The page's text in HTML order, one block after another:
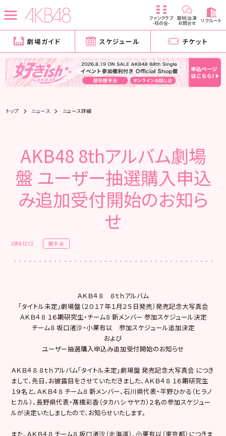
ファンクラブ
-柱の会-
取材/出演
お問合せ リクルート
劇場ガイド スケジュール チケット
トップ ニュース ニュース詳細
AKB48 8thアルバム劇場
盤 ユーザー抽選購入申込
み追加受付開始のお知ら
せ
2016.12.13 握手会
ＡＫＢ４８ ８ｔｈアルバム
「タイトル未定」劇場盤（２０１７年１月２５日発売）発売記念大写真会
ＡＫＢ４８ １６期研究生・チーム８ 新メンバー 参加スケジュール決定
チーム８ 坂口渚沙・小栗有以 参加スケジュール追加決定
および
ユーザー抽選購入申込み追加受付開始のお知らせ
ＡＫＢ４８ ８ｔｈアルバム「タイトル未定」劇場盤 発売記念大写真会 につき
まして、先日、お披露目をさせていただきました、ＡＫＢ４８ １６期研究生
１９名と、ＡＫＢ４８ チーム８ 新メンバー、石川県代表・平野ひかる（ヒラノ
ヒカル）、長野県代表・髙橋彩香（タカハシ サヤカ）２名の参加スケジュー
ルが決定いたしましたので、お知らせいたします。
また、ＡＫＢ４８ チーム８ 坂口渚沙（北海道）、小栗有以（東京都）につきま